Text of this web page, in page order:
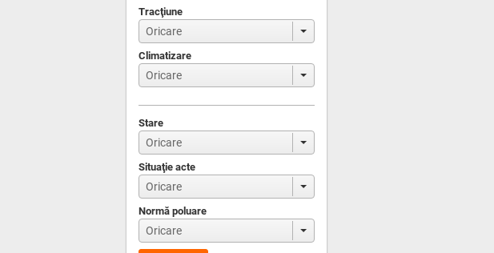
Tracţiune
Climatizare
Stare
Situaţie acte
Normă poluare